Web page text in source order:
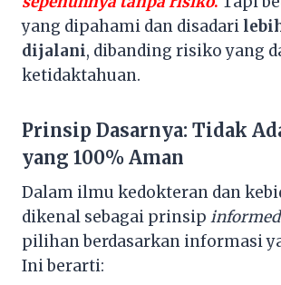
yang dipahami dan disadari
dijalani, dibanding risiko yang
ketidaktahuan.
Prinsip Dasarnya: Tidak
yang 100% Aman
Dalam ilmu kedokteran dan
dikenal sebagai prinsip
pilihan berdasarkan informasi
Ini berarti: